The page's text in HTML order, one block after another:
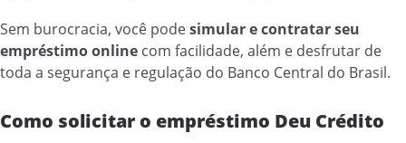
Sem burocracia, você podesimular e contratar seu
empréstimo online com facilidade, além e desfrutar de
toda a segurança e regulação do Banco Central do Brasil.
Como solicitar o empréstimo Deu Crédito